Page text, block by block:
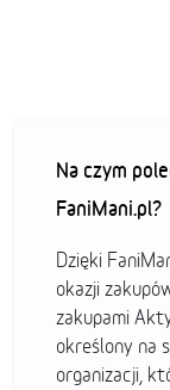
Na czym
FaniMani.pl?
Dzięki
okazji
zakupami
określony na
organizacji,